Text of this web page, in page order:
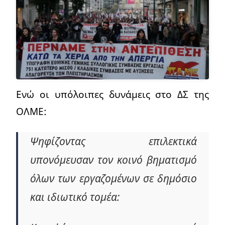
Ενώ οι υπόλοιπες δυνάμεις στο ΔΣ της
ΟΛΜΕ:
Ψηφίζοντας επιλεκτικά
υπονόμευσαν τον κοινό βηματισμό
όλων των εργαζομένων σε δημόσιο
και ιδιωτικό τομέα: